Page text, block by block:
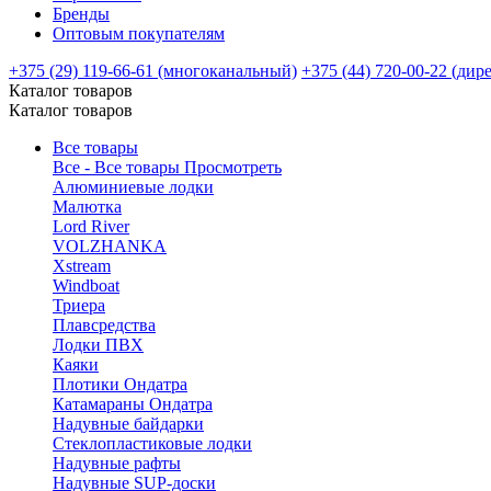
Бренды
Оптовым покупателям
+375 (29) 119-66-61 (многоканальный) +375 (44) 720-00-22
Каталог товаров
Каталог товаров
Все товары
Все - Все товары Просмотреть
Алюминиевые лодки
Малютка
Lord River
VOLZHANKA
Xstream
Windboat
Триера
Плавсредства
Лодки ПВХ
Каяки
Плотики Ондатра
Катамараны Ондатра
Надувные байдарки
Стеклопластиковые лодки
Надувные рафты
Надувные SUP-доски